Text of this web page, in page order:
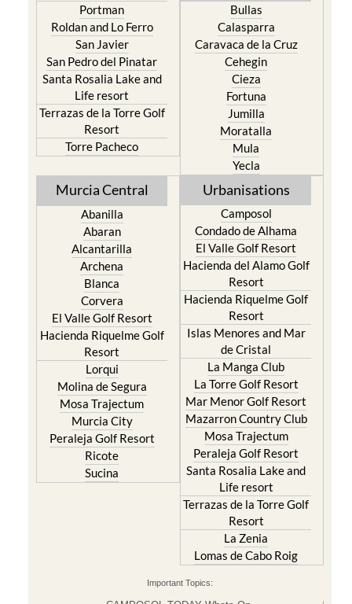
Portman
Roldan and Lo Ferro
San Javier
San Pedro del Pinatar
Santa Rosalia Lake and
Life resort
Terrazas de la Torre Golf
Resort
Torre Pacheco
Bullas
Calasparra
Caravaca de la Cruz
Cehegin
Cieza
Fortuna
Jumilla
Moratalla
Mula
Yecla
Murcia Central
Abanilla
Abaran
Alcantarilla
Archena
Blanca
Corvera
El Valle Golf Resort
Hacienda Riquelme Golf
Resort
Lorqui
Molina de Segura
Mosa Trajectum
Murcia City
Peraleja Golf Resort
Ricote
Sucina
Urbanisations
Camposol
Condado de Alhama
El Valle Golf Resort
Hacienda del Alamo Golf
Resort
Hacienda Riquelme Golf
Resort
Islas Menores and Mar
de Cristal
La Manga Club
La Torre Golf Resort
Mar Menor Golf Resort
Mazarron Country Club
Mosa Trajectum
Peraleja Golf Resort
Santa Rosalia Lake and
Life resort
Terrazas de la Torre Golf
Resort
La Zenia
Lomas de Cabo Roig
Important Topics: